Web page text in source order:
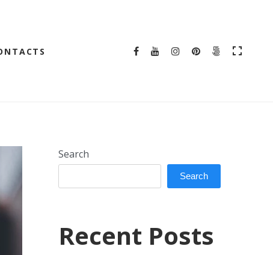
Search
Search
Recent Posts